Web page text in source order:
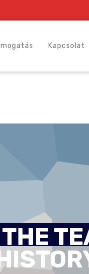
Kapcsolat